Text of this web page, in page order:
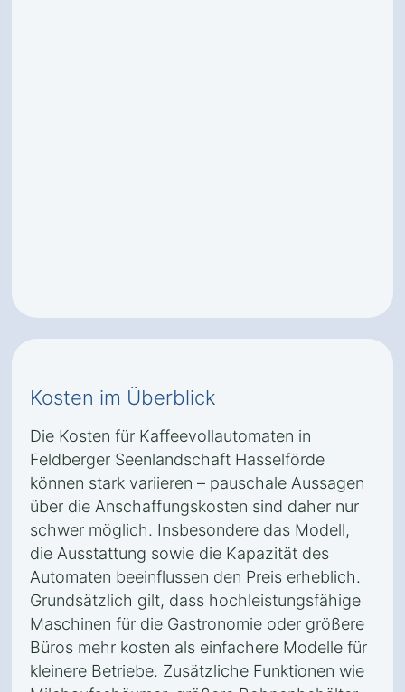
Kosten im Überblick
Die Kosten für Kaffeevollautomaten in
Feldberger Seenlandschaft Hasselförde
können stark variieren – pauschale Aussagen
über die Anschaffungskosten sind daher nur
schwer möglich. Insbesondere das Modell,
die Ausstattung sowie die Kapazität des
Automaten beeinflussen den Preis erheblich.
Grundsätzlich gilt, dass hochleistungsfähige
Maschinen für die Gastronomie oder größere
Büros mehr kosten als einfachere Modelle für
kleinere Betriebe. Zusätzliche Funktionen wie